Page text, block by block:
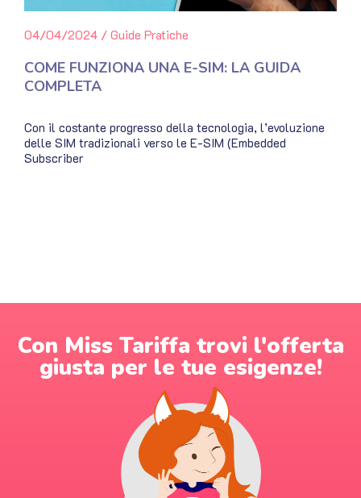
04/04/2024 / Guide Pratiche
COME FUNZIONA UNA E-SIM: LA GUIDA
COMPLETA
Con il costante progresso della tecnologia, l’evoluzione
delle SIM tradizionali verso le E-SIM (Embedded
Subscriber
Con Miss Tariffa trovi l'offerta
giusta per le tue esigenze!